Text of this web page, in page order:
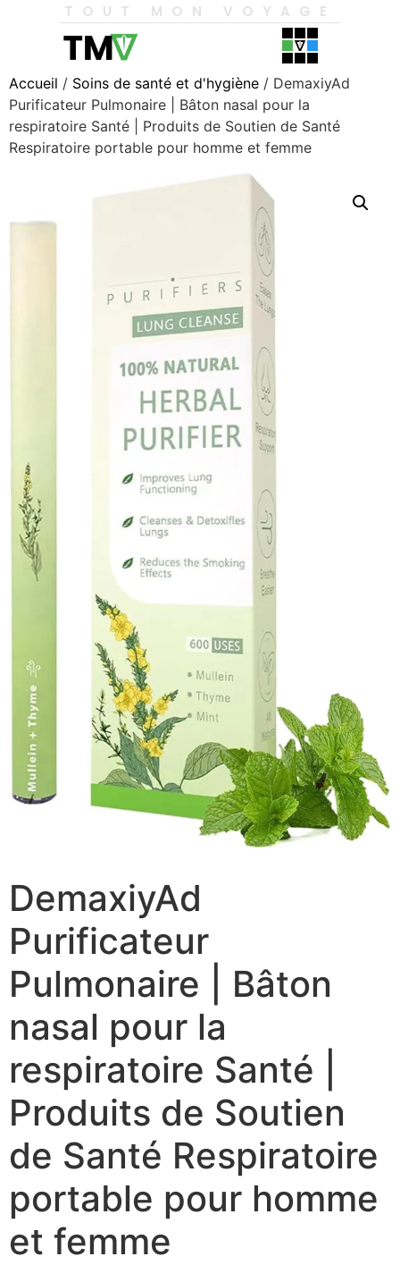
TOUT MON VOYAGE
Accueil / Soins de santé et d'hygiène / DemaxiyAd
Purificateur Pulmonaire | Bâton nasal pour la
respiratoire Santé | Produits de Soutien de Santé
Respiratoire portable pour homme et femme
DemaxiyAd
Purificateur
Pulmonaire | Bâton
nasal pour la
respiratoire Santé |
Produits de Soutien
de Santé Respiratoire
portable pour homme
et femme